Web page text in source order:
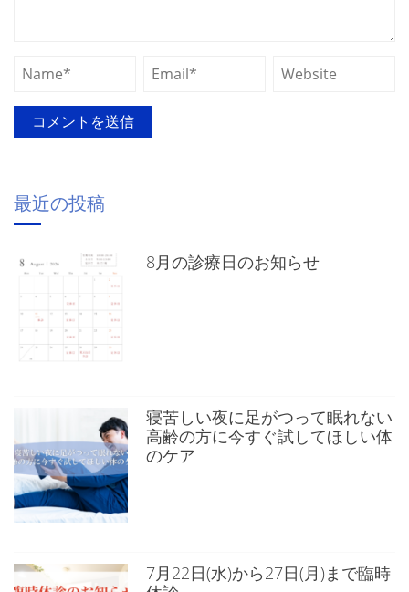
最近の投稿
8月の診療日のお知らせ
寝苦しい夜に足がつって眠れない
高齢の方に今すぐ試してほしい体
のケア
7月22日(水)から27日(月)まで臨時